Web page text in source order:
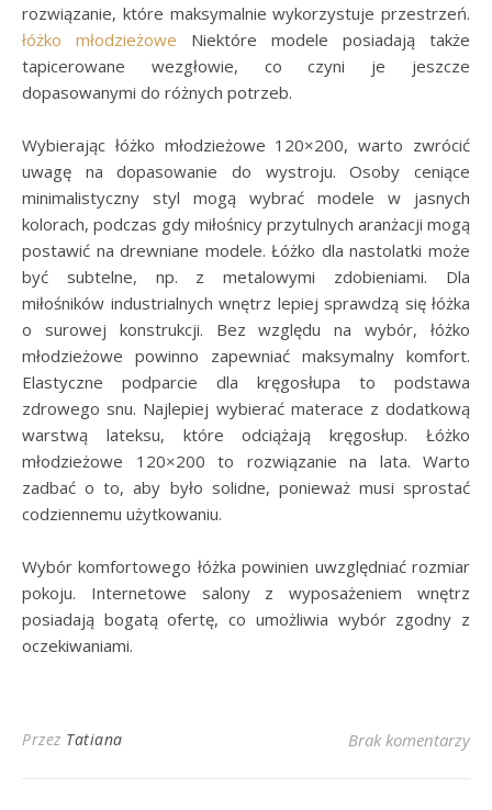
rozwiązanie, które maksymalnie wykorzystuje przestrzeń.
łóżko młodzieżowe Niektóre modele posiadają także
tapicerowane wezgłowie, co czyni je jeszcze
dopasowanymi do różnych potrzeb.
Wybierając łóżko młodzieżowe 120×200, warto zwrócić
uwagę na dopasowanie do wystroju. Osoby ceniące
minimalistyczny styl mogą wybrać modele w jasnych
kolorach, podczas gdy miłośnicy przytulnych aranżacji mogą
postawić na drewniane modele. Łóżko dla nastolatki może
być subtelne, np. z metalowymi zdobieniami. Dla
miłośników industrialnych wnętrz lepiej sprawdzą się łóżka
o surowej konstrukcji. Bez względu na wybór, łóżko
młodzieżowe powinno zapewniać maksymalny komfort.
Elastyczne podparcie dla kręgosłupa to podstawa
zdrowego snu. Najlepiej wybierać materace z dodatkową
warstwą lateksu, które odciążają kręgosłup. Łóżko
młodzieżowe 120×200 to rozwiązanie na lata. Warto
zadbać o to, aby było solidne, ponieważ musi sprostać
codziennemu użytkowaniu.
Wybór komfortowego łóżka powinien uwzględniać rozmiar
pokoju. Internetowe salony z wyposażeniem wnętrz
posiadają bogatą ofertę, co umożliwia wybór zgodny z
oczekiwaniami.
Przez Tatiana Brak komentarzy